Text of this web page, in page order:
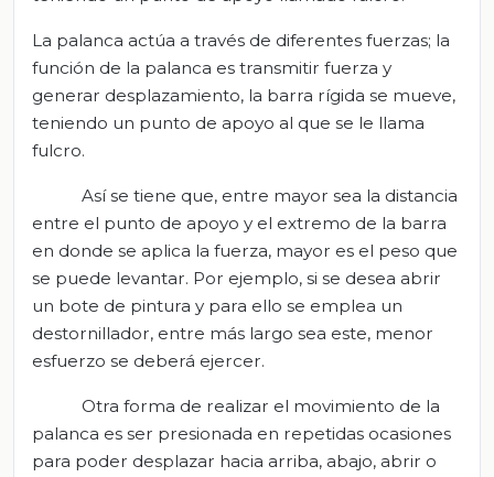
La palanca actúa a través de diferentes fuerzas; la
función de la palanca es transmitir fuerza y
generar desplazamiento, la barra rígida se mueve,
teniendo un punto de apoyo al que se le llama
fulcro.
Así se tiene que, entre mayor sea la distancia
entre el punto de apoyo y el extremo de la barra
en donde se aplica la fuerza, mayor es el peso que
se puede levantar. Por ejemplo, si se desea abrir
un bote de pintura y para ello se emplea un
destornillador, entre más largo sea este, menor
esfuerzo se deberá ejercer.
Otra forma de realizar el movimiento de la
palanca es ser presionada en repetidas ocasiones
para poder desplazar hacia arriba, abajo, abrir o